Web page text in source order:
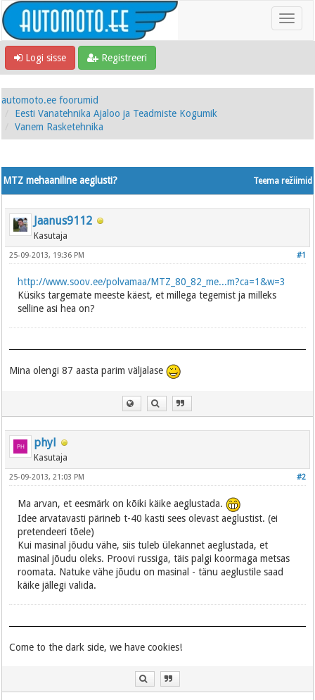
Logi sisse Registreeri
automoto.ee foorumid
Eesti Vanatehnika Ajaloo ja Teadmiste Kogumik
Vanem Rasketehnika
Teema režiimid
MTZ mehaaniline aeglusti?
Jaanus9112
Kasutaja
#1
25-09-2013, 19:36 PM
http://www.soov.ee/polvamaa/MTZ_80_82_me...m?ca=1&w=3
Küsiks targemate meeste käest, et millega tegemist ja milleks
selline asi hea on?
Mina olengi 87 aasta parim väljalase
phyl
Kasutaja
#2
25-09-2013, 21:03 PM
Ma arvan, et eesmärk on kõiki käike aeglustada.
Idee arvatavasti pärineb t-40 kasti sees olevast aeglustist. (ei
pretendeeri tõele)
Kui masinal jõudu vähe, siis tuleb ülekannet aeglustada, et
masinal jõudu oleks. Proovi russiga, täis palgi koormaga metsas
roomata. Natuke vähe jõudu on masinal - tänu aeglustile saad
käike jällegi valida.
Come to the dark side, we have cookies!